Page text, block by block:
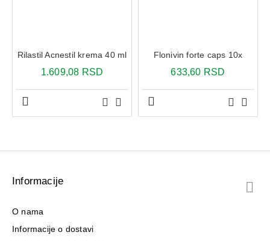
rešenje za svakodnevnu higijenu osetljive, suve i atopiji
neiritirajuća formula čisti kožu bez isušivanja, pružajući
prijatan osećaj mekoće i udobnosti odmah nakon tuširanja.
Obogaćeno Uriage termalnom vodom, Cerasterol-2F
Ne sadrži sapune niti parabene, pa je pogodno i za
Upotreba:
blagim pokretima, a zatim isperite. Može se koristiti
Rilastil Acnestil krema 40 ml
1.609,08 RSD
Flonivin forte caps 10x
633,60 RSD
Informacije
O nama
Informacije o dostavi